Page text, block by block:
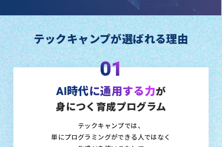
テックキャンプが選ばれる理由
01
AI時代に通用する力が
身につく育成プログラム
テックキャンプでは、
単にプログラミングができる人ではなく